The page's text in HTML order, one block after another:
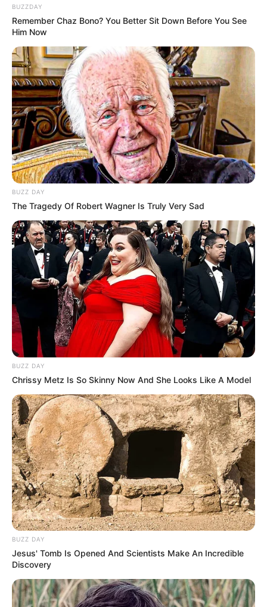
BUZZDAY
Remember Chaz Bono? You Better Sit Down Before You See
Him Now
BUZZ DAY
The Tragedy Of Robert Wagner Is Truly Very Sad
BUZZ DAY
Chrissy Metz Is So Skinny Now And She Looks Like A Model
BUZZ DAY
Jesus' Tomb Is Opened And Scientists Make An Incredible
Discovery